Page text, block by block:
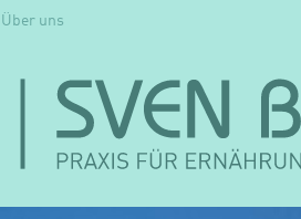
Über uns